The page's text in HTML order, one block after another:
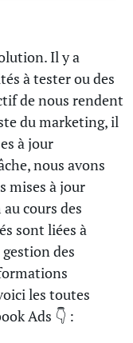
Il y a
à tester ou des
de nous rendent
du marketing, il
à jour
nous avons
mises à jour
cours des
sont liées à
des
les toutes
Ads 👇 :